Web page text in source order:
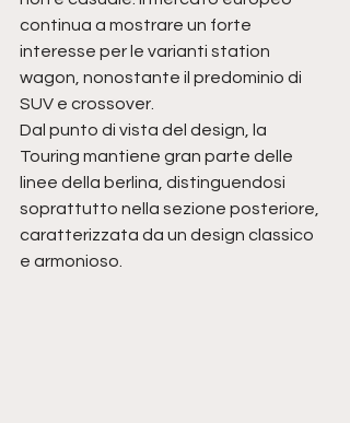
continua a mostrare un forte
interesse per le varianti station
wagon, nonostante il predominio di
SUV e crossover.
Dal punto di vista del design, la
Touring mantiene gran parte delle
linee della berlina, distinguendosi
soprattutto nella sezione posteriore,
caratterizzata da un design classico
e armonioso.